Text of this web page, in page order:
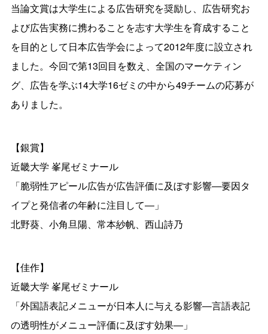
当論文賞は大学生による広告研究を奨励し、広告研究お
よび広告実務に携わることを志す大学生を育成すること
を目的として日本広告学会によって2012年度に設立され
ました。今回で第13回目を数え、全国のマーケティン
グ、広告を学ぶ14大学16ゼミの中から49チームの応募が
ありました。
【銀賞】
近畿⼤学 峯尾ゼミナール
「脆弱性アピール広告が広告評価に及ぼす影響―要因タ
イプと発信者の年齢に注⽬して―」
北野葵、小角旦陽、常本紗帆、西山詩乃
【佳作】
近畿⼤学 峯尾ゼミナール
「外国語表記メニューが⽇本⼈に与える影響―⾔語表記
の透明性がメニュー評価に及ぼす効果―」